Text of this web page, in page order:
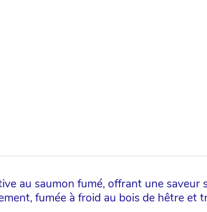
au saumon fumé, offrant une
fumée à froid au bois de hêtre et